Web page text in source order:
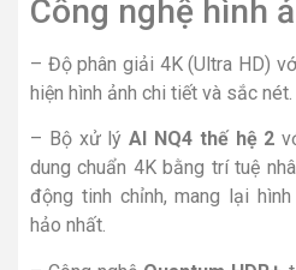
Công nghệ hình
– Độ phân giải 4K (Ultra HD)
hiện hình ảnh chi tiết và sắc nét.
– Bộ xử lýAI NQ4 thế hệ 2
dung chuẩn 4K bằng trí tuệ
động tinh chỉnh, mang lại
hảo nhất.